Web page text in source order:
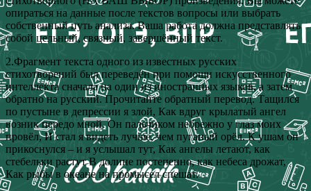
опираться на данные после текстов вопросы или выбрать
собственный путь анализа. Ваша работа должна представлять
собой цельный, связный, завершённый текст.
2.Фрагмент текста одного из известных русских
стихотворений был переведён при помощи искусственного
интеллекта сначала на один из иностранных языков, а затем
обратно на русский. Прочитайте обратный перевод. Тащился
по пустыне в депрессии я злой, Как вдруг крылатый ангел
возник передо мной. Он пальчиком небрежно у глаз моих
провёл, И стал я видеть лучше, чем пуганый орёл. К ушам он
прикоснулся – и я услышал тут, Как ангелы летают, как
стебельки растут В долине постепенно, как небеса дрожат,
Как рыбы в океане на промысел спешат.